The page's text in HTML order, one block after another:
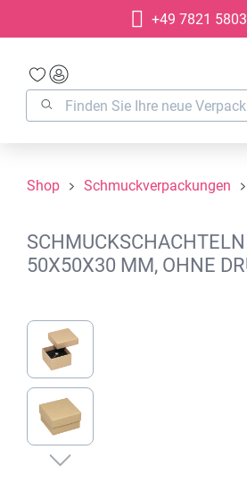
Zur Hauptnavigation
+49 7821
Shop Schmuckverpackungen
50X50X30 MM, OHNE
Bildergalerie überspringen